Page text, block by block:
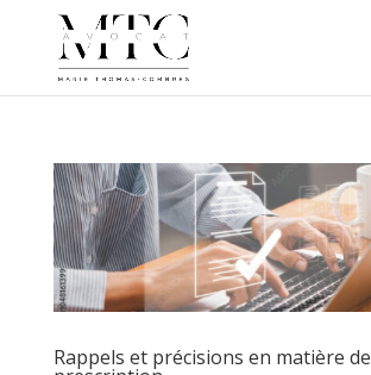
Rappels et précisions en matière de